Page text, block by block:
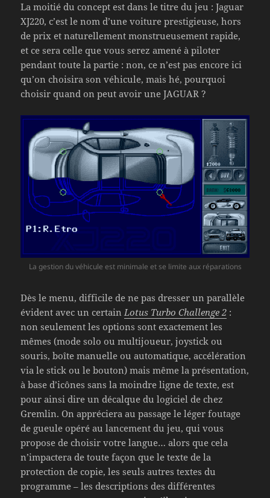
La moitié du concept est dans le titre du jeu : Jaguar
XJ220, c’est le nom d’une voiture prestigieuse, hors
de prix et naturellement monstrueusement rapide,
et ce sera celle que vous serez amené à piloter
pendant toute la partie : non, ce n’est pas encore ici
qu’on choisira son véhicule, mais hé, pourquoi
choisir quand on peut avoir une JAGUAR ?
La gestion du véhicule est minimale et se limite aux réparations
Dès le menu, difficile de ne pas dresser un parallèle
évident avec un certain Lotus Turbo Challenge 2 :
non seulement les options sont exactement les
mêmes (mode solo ou multijoueur, joystick ou
souris, boîte manuelle ou automatique, accélération
via le stick ou le bouton) mais même la présentation,
à base d’icônes sans la moindre ligne de texte, est
pour ainsi dire un décalque du logiciel de chez
Gremlin. On appréciera au passage le léger foutage
de gueule opéré au lancement du jeu, qui vous
propose de choisir votre langue… alors que cela
n’impactera de toute façon que le texte de la
protection de copie, les seuls autres textes du
programme – les descriptions des différentes